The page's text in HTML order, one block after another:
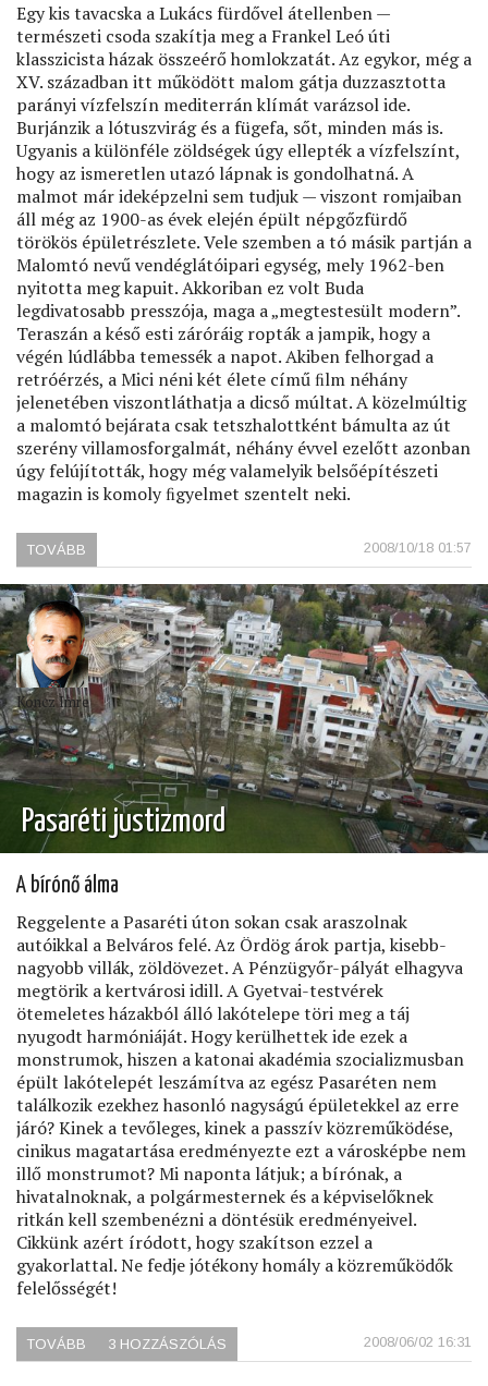
Egy kis tavacska a Lukács fürdővel átellenben —
természeti csoda szakítja meg a Frankel Leó úti
klasszicista házak összeérő homlokzatát. Az egykor, még a
XV. században itt működött malom gátja duzzasztotta
parányi vízfelszín mediterrán klímát varázsol ide.
Burjánzik a lótuszvirág és a fügefa, sőt, minden más is.
Ugyanis a különféle zöldségek úgy ellepték a vízfelszínt,
hogy az ismeretlen utazó lápnak is gondolhatná. A
malmot már ideképzelni sem tudjuk — viszont romjaiban
áll még az 1900-as évek elején épült népgőzfürdő
törökös épületrészlete. Vele szemben a tó másik partján a
Malomtó nevű vendéglátóipari egység, mely 1962-ben
nyitotta meg kapuit. Akkoriban ez volt Buda
legdivatosabb presszója, maga a „megtestesült modern”.
Teraszán a késő esti záróráig ropták a jampik, hogy a
végén lúdlábba temessék a napot. Akiben felhorgad a
retróérzés, a Mici néni két élete című ﬁlm néhány
jelenetében viszontláthatja a dicső múltat. A közelmúltig
a malomtó bejárata csak tetszhalottként bámulta az út
szerény villamosforgalmát, néhány évvel ezelőtt azonban
úgy felújították, hogy még valamelyik belsőépítészeti
magazin is komoly ﬁgyelmet szentelt neki.
2008/10/18 01:57
TOVÁBB
A
MALOMTÓNÁL)
Pasaréti justizmord
Koncz Imre
A bírónő álma
Reggelente a Pasaréti úton sokan csak araszolnak
autóikkal a Belváros felé. Az Ördög árok partja, kisebb-
nagyobb villák, zöldövezet. A Pénzügyőr-pályát elhagyva
megtörik a kertvárosi idill. A Gyetvai-testvérek
ötemeletes házakból álló lakótelepe töri meg a táj
nyugodt harmóniáját. Hogy kerülhettek ide ezek a
monstrumok, hiszen a katonai akadémia szocializmusban
épült lakótelepét leszámítva az egész Pasaréten nem
találkozik ezekhez hasonló nagyságú épületekkel az erre
járó? Kinek a tevőleges, kinek a passzív közreműködése,
cinikus magatartása eredményezte ezt a városképbe nem
illő monstrumot? Mi naponta látjuk; a bírónak, a
hivatalnoknak, a polgármesternek és a képviselőknek
ritkán kell szembenézni a döntésük eredményeivel.
Cikkünk azért íródott, hogy szakítson ezzel a
gyakorlattal. Ne fedje jótékony homály a közreműködők
felelősségét!
2008/06/02 16:31
TOVÁBB (PASARÉTI
JUSTIZMORD)
3 HOZZÁSZÓLÁS